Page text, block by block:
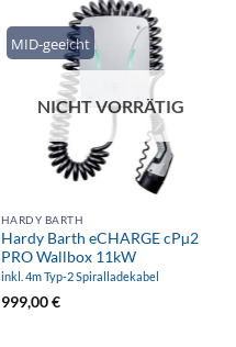
MID-geeicht
NICHT VORRÄTIG
HARDY BARTH
Hardy Barth eCHARGE cPµ2
PRO Wallbox 11kW
inkl. 4m Typ-2 Spiralladekabel
999,00€